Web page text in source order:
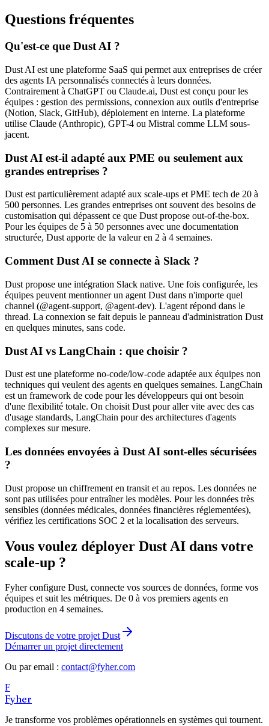
Questions fréquentes
Qu'est-ce que Dust AI ?
Dust AI est une plateforme SaaS qui permet aux entreprises de créer
des agents IA personnalisés connectés à leurs données.
Contrairement à ChatGPT ou Claude.ai, Dust est conçu pour les
équipes : gestion des permissions, connexion aux outils d'entreprise
(Notion, Slack, GitHub), déploiement en interne. La plateforme
utilise Claude (Anthropic), GPT-4 ou Mistral comme LLM sous-
jacent.
Dust AI est-il adapté aux PME ou seulement aux
grandes entreprises ?
Dust est particulièrement adapté aux scale-ups et PME tech de 20 à
500 personnes. Les grandes entreprises ont souvent des besoins de
customisation qui dépassent ce que Dust propose out-of-the-box.
Pour les équipes de 5 à 50 personnes avec une documentation
structurée, Dust apporte de la valeur en 2 à 4 semaines.
Comment Dust AI se connecte à Slack ?
Dust propose une intégration Slack native. Une fois configurée, les
équipes peuvent mentionner un agent Dust dans n'importe quel
channel (@agent-support, @agent-dev). L'agent répond dans le
thread. La connexion se fait depuis le panneau d'administration Dust
en quelques minutes, sans code.
Dust AI vs LangChain : que choisir ?
Dust est une plateforme no-code/low-code adaptée aux équipes non
techniques qui veulent des agents en quelques semaines. LangChain
est un framework de code pour les développeurs qui ont besoin
d'une flexibilité totale. On choisit Dust pour aller vite avec des cas
d'usage standards, LangChain pour des architectures d'agents
complexes sur mesure.
Les données envoyées à Dust AI sont-elles sécurisées
?
Dust propose un chiffrement en transit et au repos. Les données ne
sont pas utilisées pour entraîner les modèles. Pour les données très
sensibles (données médicales, données financières réglementées),
vérifiez les certifications SOC 2 et la localisation des serveurs.
Vous voulez déployer Dust AI dans votre
scale-up ?
Fyher configure Dust, connecte vos sources de données, forme vos
équipes et suit les métriques. De 0 à vos premiers agents en
production en 4 semaines.
Discutons de votre projet Dust
Démarrer un projet directement
Ou par email : contact@fyher.com
F
Fyher
Je transforme vos problèmes opérationnels en systèmes qui tournent.